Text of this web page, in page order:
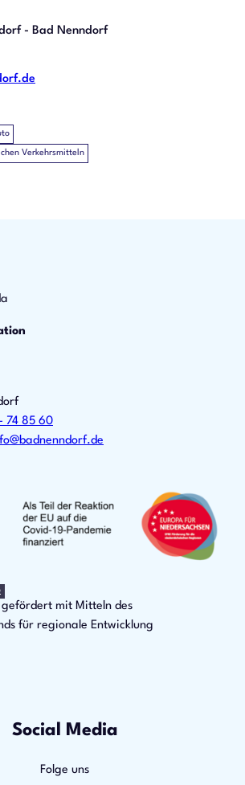
- Bad Nenndorf
Verkehrsmitteln
74 85 60
gefördert mit Mitteln des
für regionale Entwicklung
Social Media
Folge uns